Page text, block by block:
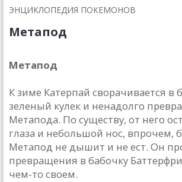
ЭНЦИКЛОПЕДИЯ ПОКЕМОНОВ
Метапод
Метапод
К зиме Катерпай сворачивается в
зеленый кулек и ненадолго
Метапода. По существу, от него
глаза и небольшой нос, впрочем,
Метапод не дышит и не ест. Он
превращения в бабочку
чем-то своем.